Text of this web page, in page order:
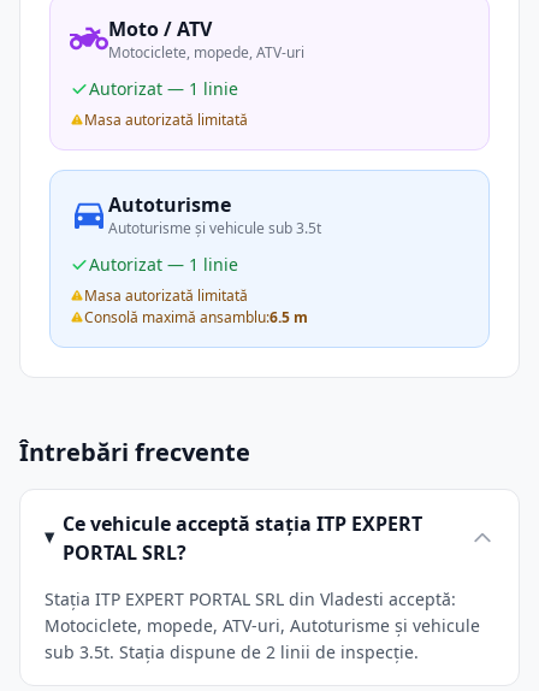
Moto / ATV
Motociclete, mopede, ATV-uri
Autorizat — 1 linie
Masa autorizată limitată
Autoturisme
Autoturisme și vehicule sub 3.5t
Autorizat — 1 linie
Masa autorizată limitată
Consolă maximă ansamblu:6.5 m
Întrebări frecvente
Ce vehicule acceptă stația ITP EXPERT
PORTAL SRL?
Stația ITP EXPERT PORTAL SRL din Vladesti acceptă:
Motociclete, mopede, ATV-uri, Autoturisme și vehicule
sub 3.5t. Stația dispune de 2 linii de inspecție.